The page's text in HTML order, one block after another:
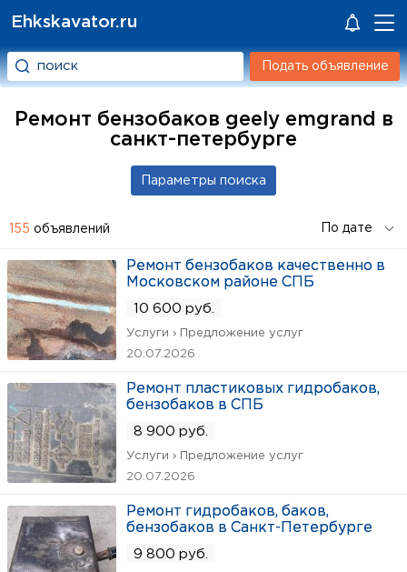
Ehkskavator.ru
Подать объявление
Ремонт бензобаков geely emgrand в
санкт-петербурге
155 объявлений
Ремонт бензобаков качественно в
Московском районе СПБ
10 600 руб.
Услуги › Предложение услуг
20.07.2026
Ремонт пластиковых гидробаков,
бензобаков в СПБ
8 900 руб.
Услуги › Предложение услуг
20.07.2026
Ремонт гидробаков, баков,
бензобаков в Санкт-Петербурге
9 800 руб.